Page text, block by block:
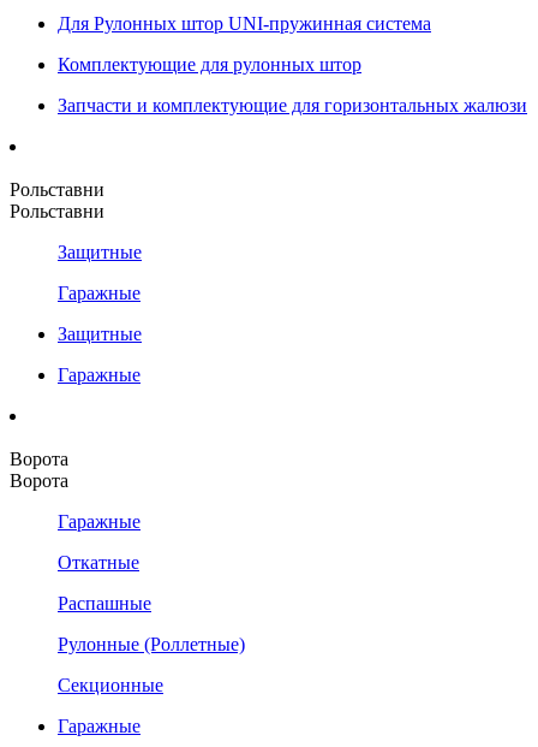
Для Рулонных штор UNI-пружинная система
Комплектующие для рулонных штор
Запчасти и комплектующие для горизонтальных жалюзи
Рольставни
Рольставни
Защитные
Гаражные
Защитные
Гаражные
Ворота
Ворота
Гаражные
Откатные
Распашные
Рулонные (Роллетные)
Секционные
Гаражные